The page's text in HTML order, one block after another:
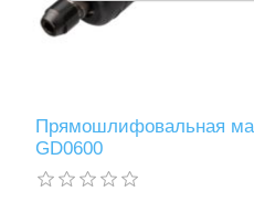
Прямошлифовальная
GD0600